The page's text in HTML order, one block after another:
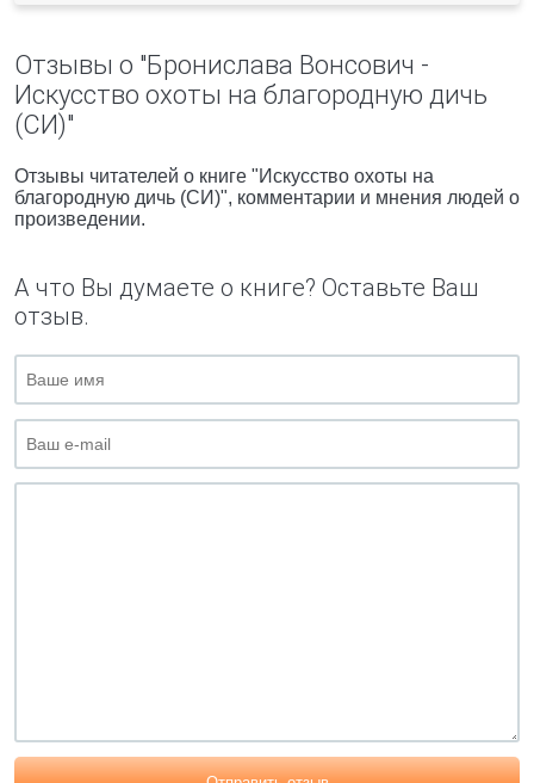
Отзывы о "Бронислава Вонсович -
Искусство охоты на благородную дичь
(СИ)"
Отзывы читателей о книге "Искусство охоты на
благородную дичь (СИ)", комментарии и мнения людей о
произведении.
А что Вы думаете о книге? Оставьте Ваш
отзыв.